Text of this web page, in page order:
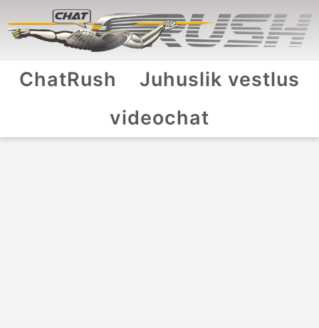
ChatRush
Juhuslik vestlus
videochat